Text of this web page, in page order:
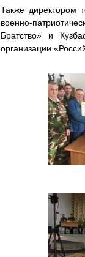
Также директором
военно-
Братство» и
организации